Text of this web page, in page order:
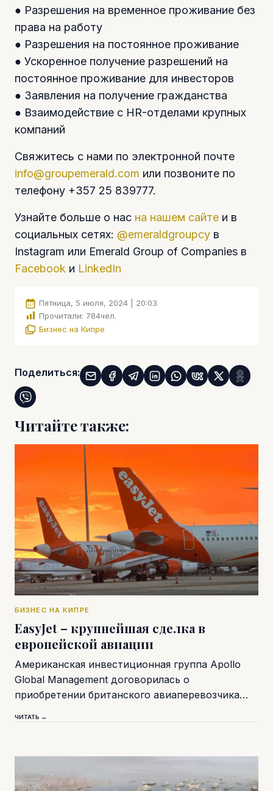
● Разрешения на временное проживание без
права на работу
● Разрешения на постоянное проживание
● Ускоренное получение разрешений на
постоянное проживание для инвесторов
● Заявления на получение гражданства
● Взаимодействие с HR-отделами крупных
компаний
Свяжитесь с нами по электронной почте
info@groupemerald.com или позвоните по
телефону +357 25 839777.
Узнайте больше о нас на нашем сайте и в
социальных сетях: @emeraldgroupcy в
Instagram или Emerald Group of Companies в
Facebook и LinkedIn
Пятница, 5 июля, 2024 | 20:03
Прочитали: 784чел.
Бизнес на Кипре
Поделиться:
Читайте также:
БИЗНЕС НА КИПРЕ
EasyJet – крупнейшая сделка в
европейской авиации
Американская инвестиционная группа Apollo
Global Management договорилась о
приобретении британского авиаперевозчика…
ЧИТАТЬ →